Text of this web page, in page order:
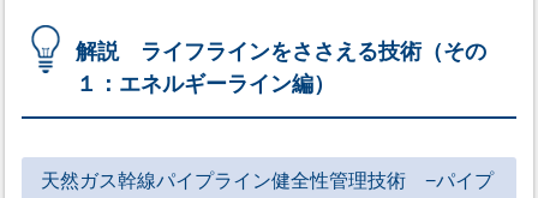
解説 ライフラインをささえる技術（その
１：エネルギーライン編）
天然ガス幹線パイプライン健全性管理技術 −パイプ